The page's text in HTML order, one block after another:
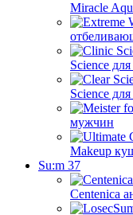
Miracle
Science
Science
мужчин
Makeup
Su:m 37
Centenica